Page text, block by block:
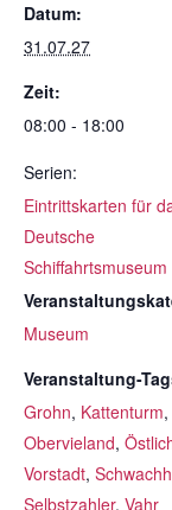
Datum:
31.07.27
Zeit:
08:00 - 18:00
Serien:
Eintrittskarten für
Deutsche
Schiffahrtsmuseum
Museum
Veranstaltung-
Grohn, Kattenturm,
Obervieland,
Vorstadt,
Selbstzahler, Vahr